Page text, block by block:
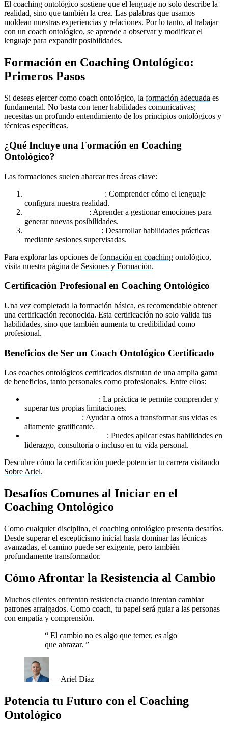
El coaching ontológico sostiene que el lenguaje no solo describe la
realidad, sino que también la crea. Las palabras que usamos
moldean nuestras experiencias y relaciones. Por lo tanto, al trabajar
con un coach ontológico, se aprende a observar y modificar el
lenguaje para expandir posibilidades.
Formación en Coaching Ontológico:
Primeros Pasos
Si deseas ejercer como coach ontológico, la formación adecuada es
fundamental. No basta con tener habilidades comunicativas;
necesitas un profundo entendimiento de los principios ontológicos y
técnicas específicas.
¿Qué Incluye una Formación en Coaching
Ontológico?
Las formaciones suelen abarcar tres áreas clave:
: Comprender cómo el lenguaje
configura nuestra realidad.
: Aprender a gestionar emociones para
generar nuevas posibilidades.
: Desarrollar habilidades prácticas
mediante sesiones supervisadas.
Para explorar las opciones de formación en coaching ontológico,
visita nuestra página de Sesiones y Formación.
Certificación Profesional en Coaching Ontológico
Una vez completada la formación básica, es recomendable obtener
una certificación reconocida. Esta certificación no solo valida tus
habilidades, sino que también aumenta tu credibilidad como
profesional.
Beneficios de Ser un Coach Ontológico Certificado
Los coaches ontológicos certificados disfrutan de una amplia gama
de beneficios, tanto personales como profesionales. Entre ellos:
: La práctica te permite comprender y
superar tus propias limitaciones.
: Ayudar a otros a transformar sus vidas es
altamente gratificante.
: Puedes aplicar estas habilidades en
liderazgo, consultoría o incluso en tu vida personal.
Descubre cómo la certificación puede potenciar tu carrera visitando
Sobre Ariel.
Desafíos Comunes al Iniciar en el
Coaching Ontológico
Como cualquier disciplina, el coaching ontológico presenta desafíos.
Desde superar el escepticismo inicial hasta dominar las técnicas
avanzadas, el camino puede ser exigente, pero también
profundamente transformador.
Cómo Afrontar la Resistencia al Cambio
Muchos clientes enfrentan resistencia cuando intentan cambiar
patrones arraigados. Como coach, tu papel será guiar a las personas
con empatía y comprensión.
“ El cambio no es algo que temer, es algo
que abrazar. ”
— Ariel Díaz
Potencia tu Futuro con el Coaching
Ontológico